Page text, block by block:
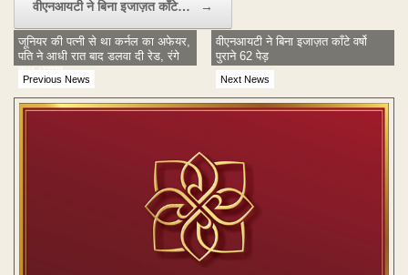
वीएनआयटी ने बिना इजाज़त काँटे… →
Previous News
जून‍ियर की पत्‍नी से था कर्नल का अफेयर,
पति ने आधी रात बाद डलवा दी रेड, रंगे
हाथ धराया
Next News
वीएनआयटी ने बिना इजाज़त काँटे वर्षो
पुराने 62 पेड़